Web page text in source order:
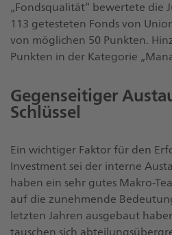
„Fondsqualität“ bewertete die
113 getesteten Fonds von
von möglichen 50 Punkten.
Punkten in der Kategorie
Gegenseitiger
Schlüssel
Ein wichtiger Faktor für den
Investment sei der interne
haben ein sehr gutes Makro-
auf die zunehmende
letzten Jahren ausgebaut
tauschen sich